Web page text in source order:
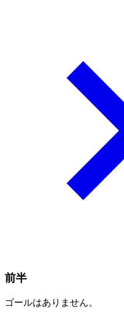
前半
ゴールはありません。